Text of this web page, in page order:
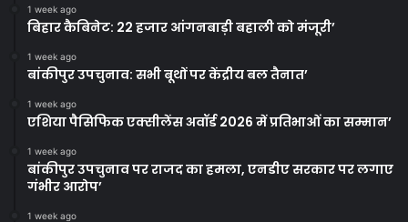
1 week ago
बिहार कैबिनेट: 22 हजार आंगनबाड़ी बहाली को मंजूरी’
1 week ago
बांकीपुर उपचुनाव: सभी बूथों पर केंद्रीय बल तैनात’
1 week ago
एशिया पैसिफिक एक्सीलेंस अवॉर्ड 2026 में प्रतिभाओं का सम्मान’
1 week ago
बांकीपुर उपचुनाव पर राजद का हमला, एनडीए सरकार पर लगाए
गंभीर आरोप’
1 week ago